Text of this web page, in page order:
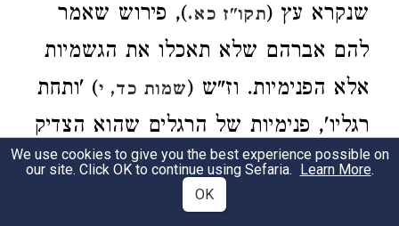
שנקרא עץ (תקו"ז כא.), פירוש שאמר
להם אברהם שלא תאכלו את הגשמיות
אלא הפנימיות. וז"ש (שמות כד, י) 'ותחת
רגליו', פנימיות של הרגלים שהוא הצדיק
שנקרא רגל הוא 'כמעשה לבנת הספיר',
ספיר לשון דיבור. חסר:
We use cookies to give you the best experience possible on
our site. Click OK to continue using Sefaria. Learn More.
OK